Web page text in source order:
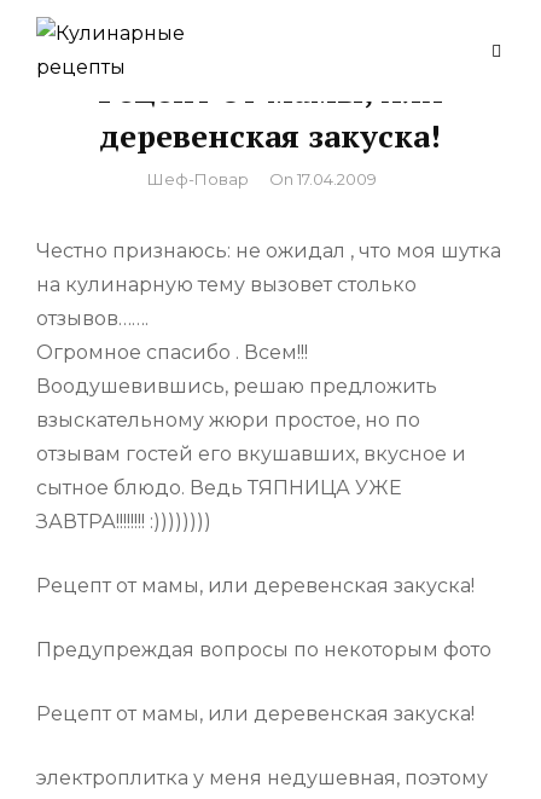
Skip
content
Рецепт от мамы, или
деревенская закуска!
By
Шеф-Повар On 17.04.2009
Честно признаюсь: не ожидал , что моя шутка
на кулинарную тему вызовет столько
отзывов…….
Огромное спасибо . Всем!!!
Воодушевившись, решаю предложить
взыскательному жюри простое, но по
отзывам гостей его вкушавших, вкусное и
сытное блюдо. Ведь ТЯПНИЦА УЖЕ
ЗАВТРА!!!!!!!! :))))))))
Рецепт от мамы, или деревенская закуска!
Предупреждая вопросы по некоторым фото
Рецепт от мамы, или деревенская закуска!
электроплитка у меня недушевная, поэтому